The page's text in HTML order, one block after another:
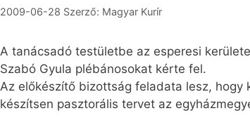
2009-06-28 Szerző: Magyar Kurír
A tanácsadó testületbe az esperesi
Szabó Gyula plébánosokat kérte fel.
Az előkészítő bizottság feladata lesz,
készítsen pasztorális tervet az